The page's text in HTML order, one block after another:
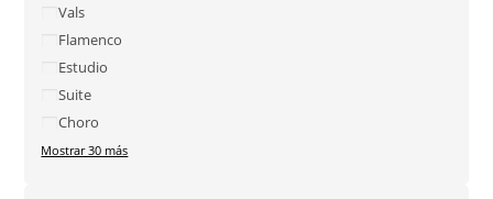
Vals
Flamenco
Estudio
Suite
Choro
Mostrar 30 más